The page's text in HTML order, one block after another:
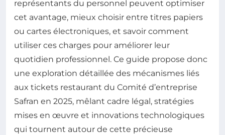
représentants du personnel peuvent optimiser
cet avantage, mieux choisir entre titres papiers
ou cartes électroniques, et savoir comment
utiliser ces charges pour améliorer leur
quotidien professionnel. Ce guide propose donc
une exploration détaillée des mécanismes liés
aux tickets restaurant du Comité d’entreprise
Safran en 2025, mêlant cadre légal, stratégies
mises en œuvre et innovations technologiques
qui tournent autour de cette précieuse